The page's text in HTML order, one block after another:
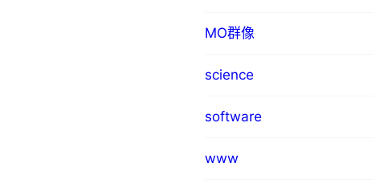
MO群像
science
software
www